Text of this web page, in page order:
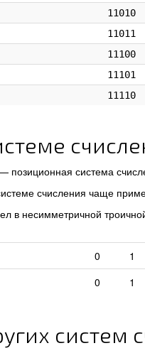
11010
11011
11100
11101
11110
позиционная система
счисления чаще
в несимметричной
0 1
0 1
систем